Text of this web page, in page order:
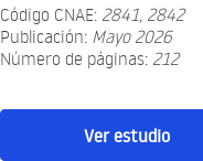
Código CNAE: 2841, 2842
Publicación: Mayo 2026
Número de páginas: 212
Ver estudio